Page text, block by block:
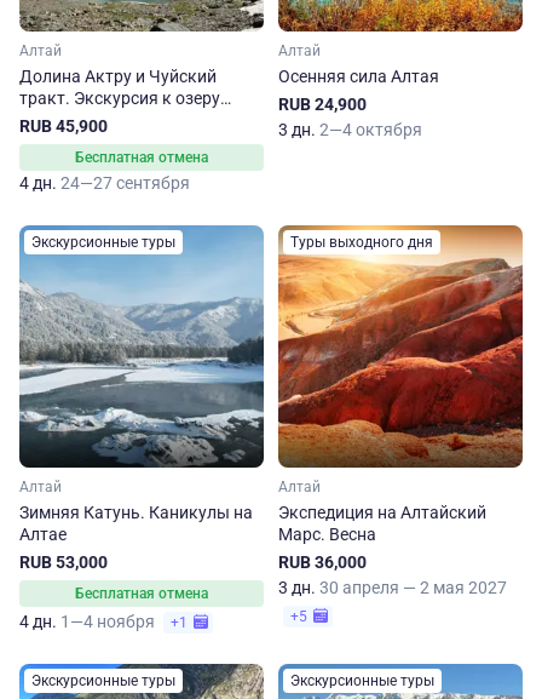
Алтай
Долина Актру и Чуйский
тракт. Экскурсия к озеру
Джангысколь
RUB 45,900
Бесплатная отмена
4 дн. 24—27 сентября
Алтай
Осенняя сила Алтая
RUB 24,900
3 дн. 2—4 октября
Экскурсионные туры
Алтай
Зимняя Катунь. Каникулы на
Алтае
RUB 53,000
Бесплатная отмена
4 дн. 1—4 ноября +1
Туры выходного дня
Алтай
Экспедиция на Алтайский
Марс. Весна
RUB 36,000
3 дн. 30 апреля — 2 мая 2027
+5
Экскурсионные туры Экскурсионные туры